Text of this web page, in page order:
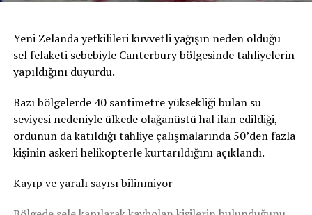
Yeni Zelanda yetkilileri kuvvetli yağışın neden olduğu
sel felaketi sebebiyle Canterbury bölgesinde tahliyelerin
yapıldığını duyurdu.
Bazı bölgelerde 40 santimetre yüksekliği bulan su
seviyesi nedeniyle ülkede olağanüstü hal ilan edildiği,
ordunun da katıldığı tahliye çalışmalarında 50’den fazla
kişinin askeri helikopterle kurtarıldığını açıklandı.
Kayıp ve yaralı sayısı bilinmiyor